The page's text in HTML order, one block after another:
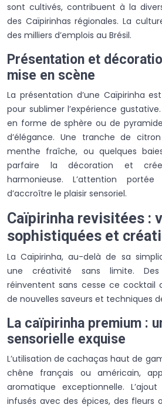
sont cultivés, contribuent à la
des Caïpirinhas régionales. La
des milliers d’emplois au Brésil.
Présentation et
mise en scène
La présentation d’une Caïpirinha
pour sublimer l’expérience
en forme de sphère ou de
d’élégance. Une tranche de
menthe fraîche, ou quelques
parfaire la décoration et
harmonieuse. L’attention
d’accroître le plaisir sensoriel.
Caïpirinha revisitées :
sophistiquées et
La Caïpirinha, au-delà de sa
une créativité sans limite.
réinventent sans cesse ce cocktail
de nouvelles saveurs et techniques
La caïpirinha premium :
sensorielle exquise
L’utilisation de cachaças haut de
chêne français ou américain,
aromatique exceptionnelle.
infusés avec des épices, des fleurs